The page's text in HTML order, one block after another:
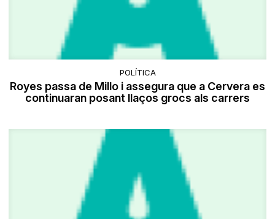
POLÍTICA
Royes passa de Millo i assegura que a Cervera es
continuaran posant llaços grocs als carrers